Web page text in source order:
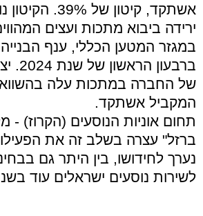
אשתקד, קיטון של
ירידה ביבוא מתכות ועצים
במגזר המטען הכללי, ענף
של החברה במתכות עלה
המקביל אשתקד.
תחום אוניות הנוסעים (הקרוז)
ברזל" עצרה בשלב זה את
נערך לחידושו, בין היתר גם
לשירות נוסעים ישראלים עוד בשנת